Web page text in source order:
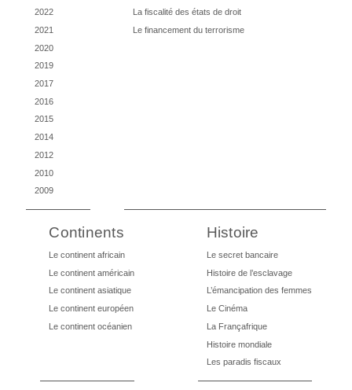
2022
2021
2020
2019
2017
2016
2015
2014
2012
2010
2009
La fiscalité des états de droit
Le financement du terrorisme
Continents
Le continent africain
Le continent américain
Le continent asiatique
Le continent européen
Le continent océanien
Histoire
Le secret bancaire
Histoire de l’esclavage
L’émancipation des femmes
Le Cinéma
La Françafrique
Histoire mondiale
Les paradis fiscaux